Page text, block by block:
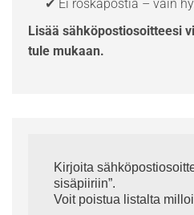
✔ Ei roskapostia – vain
Lisää sähköpostiosoitteesi
tule mukaan.
Kirjoita
sisäpiiriin”.
Voit poistua listalta